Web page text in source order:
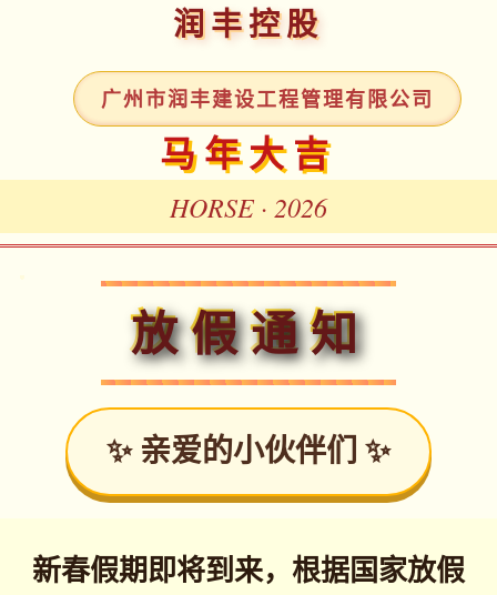
润丰控股
广州市润丰建设工程管理有限公司
马年大吉
HORSE · 2026
放假通知
✨ 亲爱的小伙伴们 ✨
新春假期即将到来，根据国家放假